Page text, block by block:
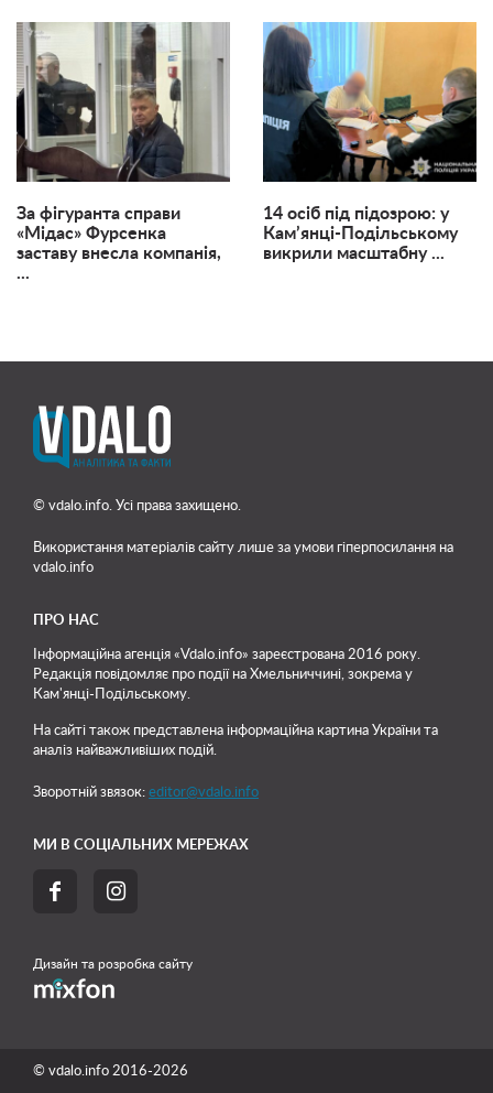
За фігуранта справи
«Мідас» Фурсенка
заставу внесла компанія,
...
14 осіб під підозрою: у
Кам’янці-Подільському
викрили масштабну ...
© vdalo.info. Усі права захищено.
Використання матеріалів сайту лише за умови гіперпосилання на
vdalo.info
ПРО НАС
Інформаційна агенція «Vdalo.info» зареєстрована 2016 року.
Редакція повідомляє про події на Хмельниччині, зокрема у
Кам'янці-Подільському.
На сайті також представлена інформаційна картина України та
аналіз найважливіших подій.
Зворотній звязок: editor@vdalo.info
МИ В СОЦІАЛЬНИХ МЕРЕЖАХ
 
Дизайн та розробка сайту
© vdalo.info 2016-2026